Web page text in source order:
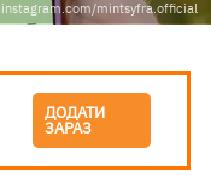
mintsyfra.official
ДОДАТИ
ЗАРАЗ